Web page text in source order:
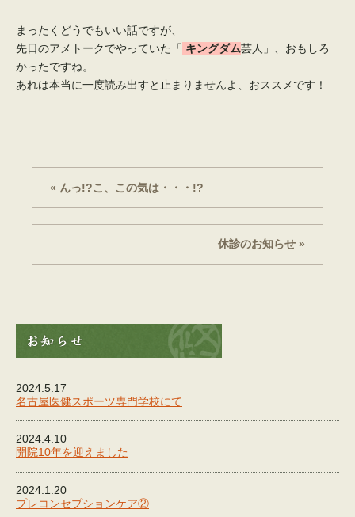
まったくどうでもいい話ですが、
先日のアメトークでやっていた「 キングダム芸人」、おもしろ
かったですね。
あれは本当に一度読み出すと止まりませんよ、おススメです！
« んっ!?こ、この気は・・・!?
休診のお知らせ »
2024.5.17
名古屋医健スポーツ専門学校にて
2024.4.10
開院10年を迎えました
2024.1.20
プレコンセプションケア②